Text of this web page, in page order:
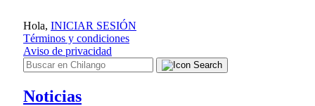
Hola, INICIAR SESIÓN
Términos y condiciones
Aviso de privacidad
Noticias